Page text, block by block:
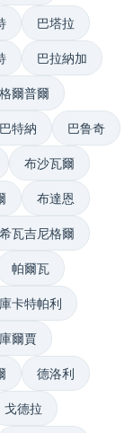
巴塔拉
巴拉納加
爾普爾
巴特納 巴鲁奇
布沙瓦爾
布達恩
希瓦吉尼格爾
帕爾瓦
庫卡特帕利
庫爾賈
德洛利
戈德拉